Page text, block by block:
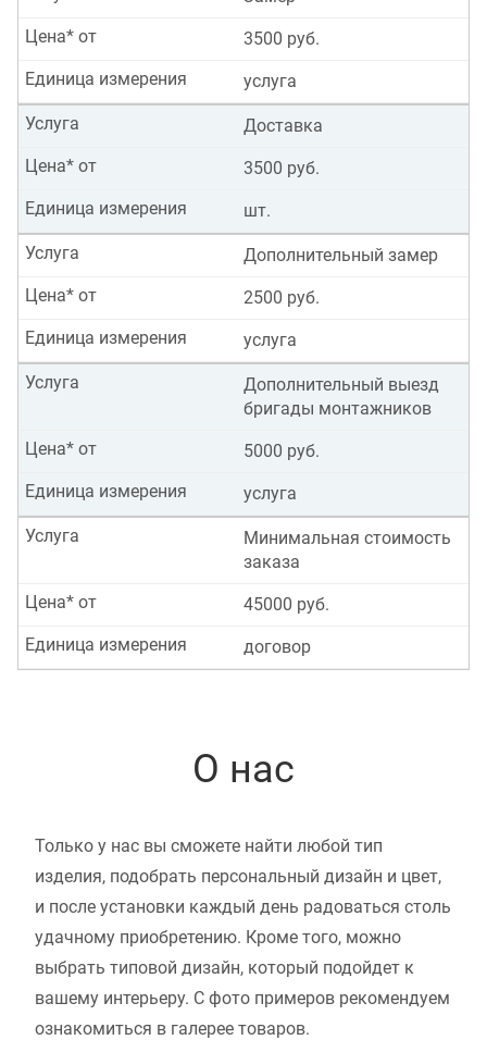
3500 руб.
Цена* от
услуга
Единица измерения
Доставка
Услуга
3500 руб.
Цена* от
шт.
Единица измерения
Дополнительный замер
Услуга
2500 руб.
Цена* от
услуга
Единица измерения
Дополнительный выезд
бригады монтажников
Услуга
5000 руб.
Цена* от
услуга
Единица измерения
Минимальная стоимость
заказа
Услуга
45000 руб.
Цена* от
договор
Единица измерения
О нас
Только у нас вы сможете найти любой тип
изделия, подобрать персональный дизайн и цвет,
и после установки каждый день радоваться столь
удачному приобретению. Кроме того, можно
выбрать типовой дизайн, который подойдет к
вашему интерьеру. С фото примеров рекомендуем
ознакомиться в галерее товаров.